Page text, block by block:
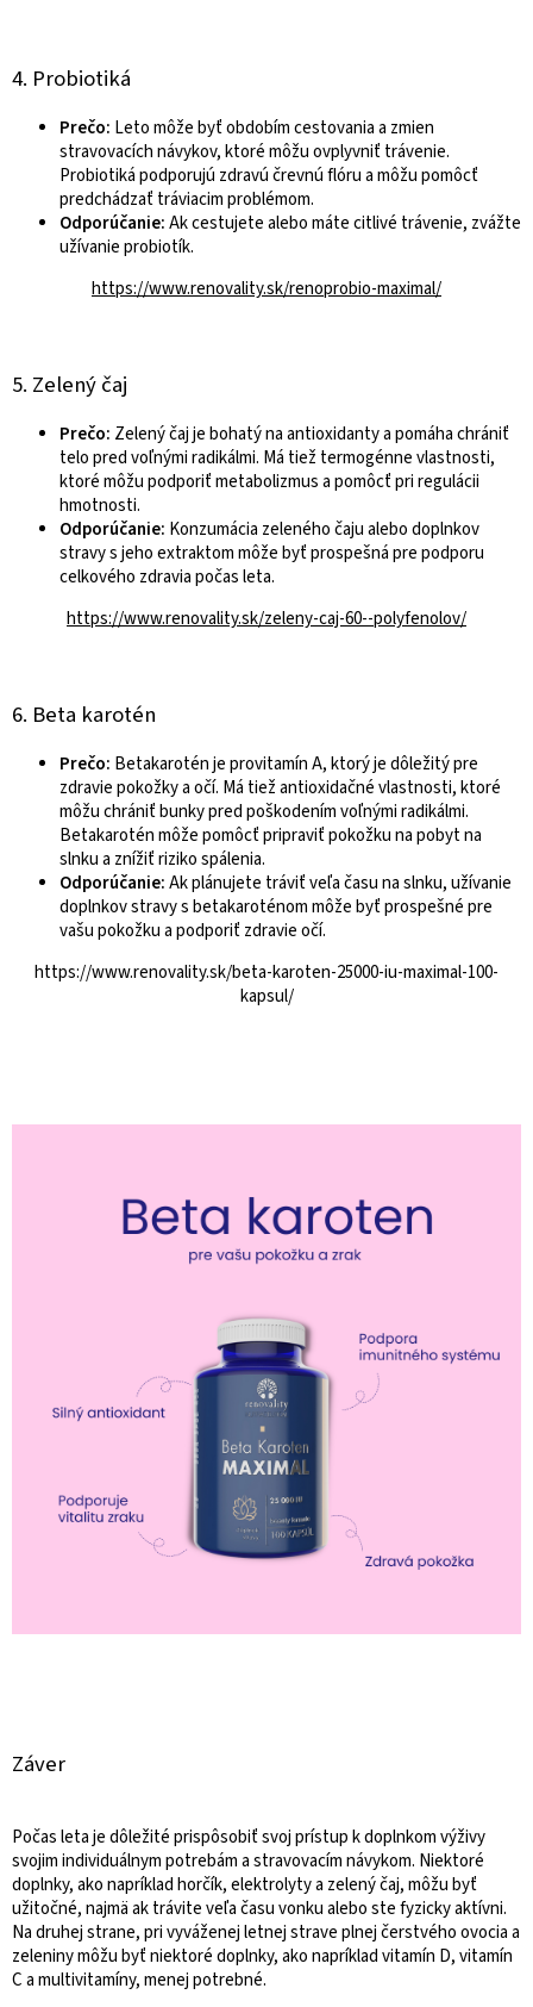
4. Probiotiká
Prečo: Leto môže byť obdobím cestovania a zmien
stravovacích návykov, ktoré môžu ovplyvniť trávenie.
Probiotiká podporujú zdravú črevnú flóru a môžu pomôcť
predchádzať tráviacim problémom.
Odporúčanie:Ak cestujete alebo máte citlivé trávenie, zvážte
užívanie probiotík.
https://www.renovality.sk/renoprobio-maximal/
5. Zelený čaj
Prečo: Zelený čaj je bohatý na antioxidanty a pomáha chrániť
telo pred voľnými radikálmi. Má tiež termogénne vlastnosti,
ktoré môžu podporiť metabolizmus a pomôcť pri regulácii
hmotnosti.
Odporúčanie: Konzumácia zeleného čaju alebo doplnkov
stravy s jeho extraktom môže byť prospešná pre podporu
celkového zdravia počas leta.
https://www.renovality.sk/zeleny-caj-60--polyfenolov/
6. Beta karotén
Prečo: Betakarotén je provitamín A, ktorý je dôležitý pre
zdravie pokožky a očí. Má tiež antioxidačné vlastnosti, ktoré
môžu chrániť bunky pred poškodením voľnými radikálmi.
Betakarotén môže pomôcť pripraviť pokožku na pobyt na
slnku a znížiť riziko spálenia.
Odporúčanie:Ak plánujete tráviť veľa času na slnku, užívanie
doplnkov stravy s betakaroténom môže byť prospešné pre
vašu pokožku a podporiť zdravie očí.
https://www.renovality.sk/beta-karoten-25000-iu-maximal-100-
kapsul/
Záver
Počas leta je dôležité prispôsobiť svoj prístup k doplnkom výživy
svojim individuálnym potrebám a stravovacím návykom. Niektoré
doplnky, ako napríklad horčík, elektrolyty a zelený čaj, môžu byť
užitočné, najmä ak trávite veľa času vonku alebo ste fyzicky aktívni.
Na druhej strane, pri vyváženej letnej strave plnej čerstvého ovocia a
zeleniny môžu byť niektoré doplnky, ako napríklad vitamín D, vitamín
C a multivitamíny, menej potrebné.